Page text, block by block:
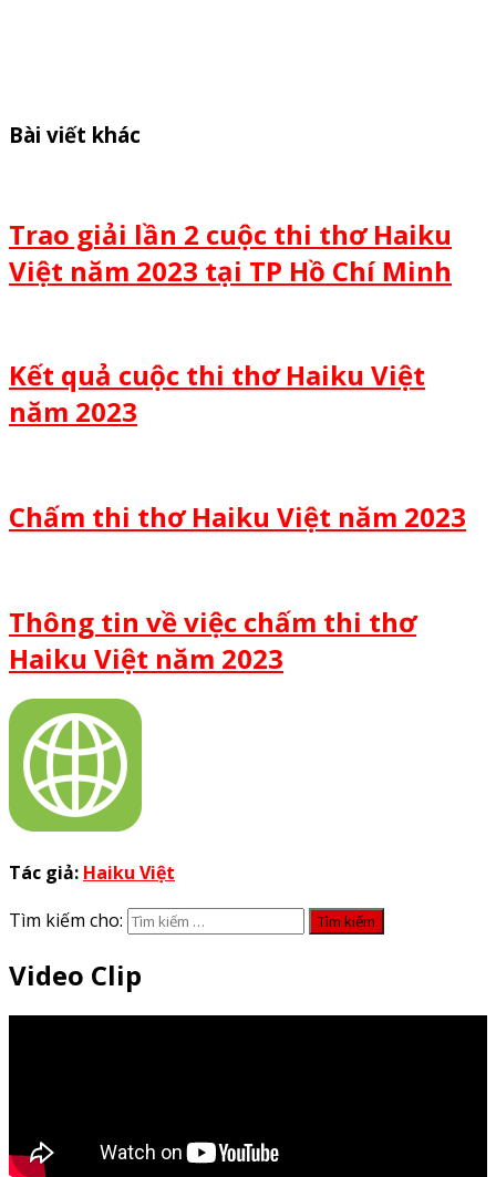
Bài viết khác
Trao giải lần 2 cuộc thi thơ Haiku
Việt năm 2023 tại TP Hồ Chí Minh
Kết quả cuộc thi thơ Haiku Việt
năm 2023
Chấm thi thơ Haiku Việt năm 2023
Thông tin về việc chấm thi thơ
Haiku Việt năm 2023
Tác giả: Haiku Việt
Tìm kiếm cho:
Video Clip